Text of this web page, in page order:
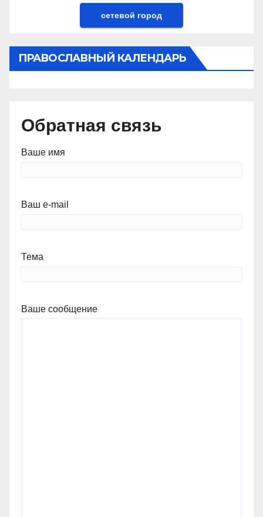
сетевой город
ПРАВОСЛАВНЫЙ КАЛЕНДАРЬ
Обратная связь
Ваше имя
Ваш e-mail
Тема
Ваше сообщение